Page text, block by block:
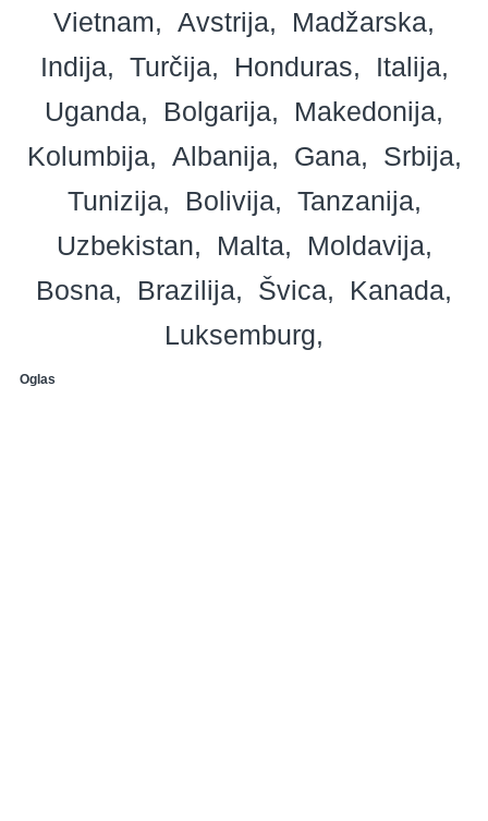
Vietnam
Avstrija
Madžarska
Indija
Turčija Honduras
Italija
Uganda
Bolgarija
Makedonija
Kolumbija
Albanija Gana
Srbija
Tunizija
Bolivija
Tanzanija
Uzbekistan
Malta
Moldavija
Bosna
Brazilija Švica
Kanada
Luksemburg
Oglas